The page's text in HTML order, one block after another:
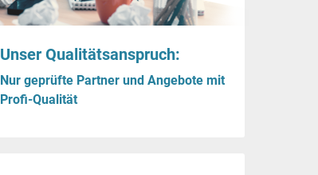
Unser Qualitätsanspruch:
Nur geprüfte Partner und Angebote mit
Profi-Qualität